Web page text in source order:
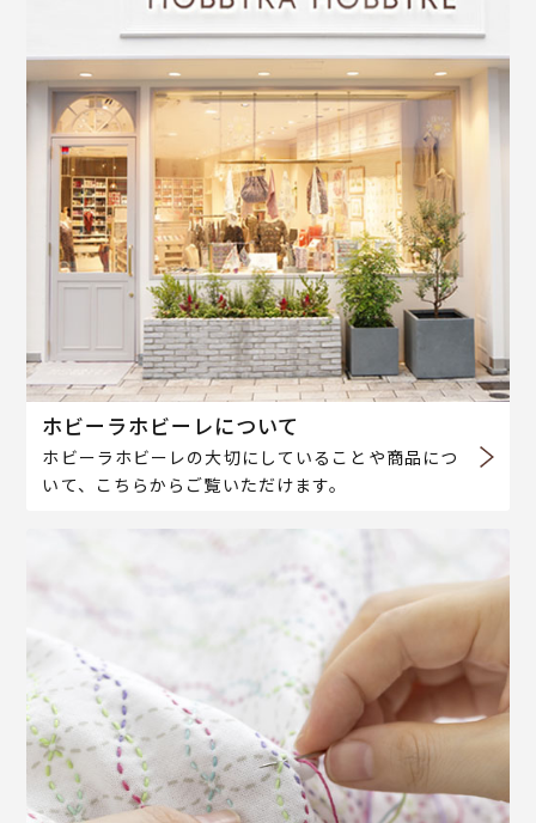
ホビーラホビーレについて
ホビーラホビーレの大切にしていることや商品につ
いて、こちらからご覧いただけます。